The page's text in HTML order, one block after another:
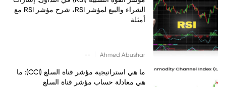
الشراء والبيع لمؤشر RSI، شرح مؤشر RSI مع
أمثلة
Ahmed Abushar
--
ما هي استراتيجية مؤشر قناة السلع (CCI): ما
هي معادلة حساب مؤشر قناة السلع